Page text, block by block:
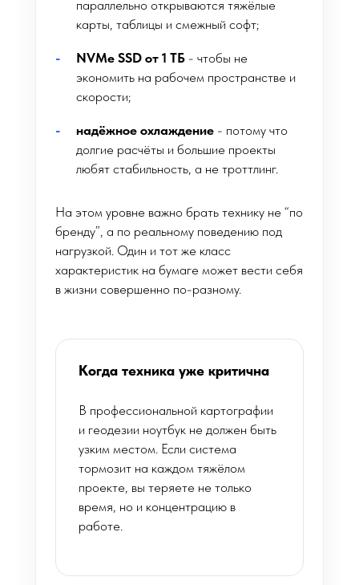
параллельно открываются тяжёлые
карты, таблицы и смежный софт;
NVMe SSD от 1 ТБ - чтобы не
экономить на рабочем пространстве и
скорости;
надёжное охлаждение - потому что
долгие расчёты и большие проекты
любят стабильность, а не троттлинг.
На этом уровне важно брать технику не “по
бренду”, а по реальному поведению под
нагрузкой. Один и тот же класс
характеристик на бумаге может вести себя
в жизни совершенно по-разному.
Когда техника уже критична
В профессиональной картографии
и геодезии ноутбук не должен быть
узким местом. Если система
тормозит на каждом тяжёлом
проекте, вы теряете не только
время, но и концентрацию в
работе.